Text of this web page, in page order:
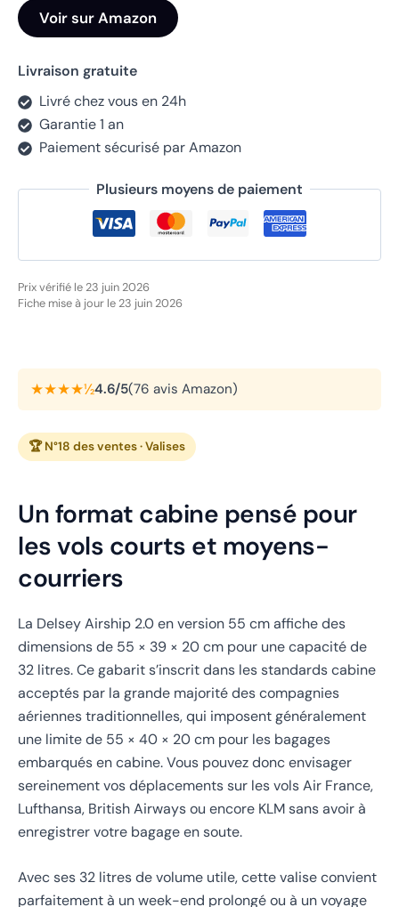
notations
clientVoir sur Amazon
Livraison gratuite
Livré chez vous en 24h
Garantie 1 an
Paiement sécurisé par Amazon
Plusieurs moyens de paiement
Prix vérifié le 23 juin 2026
Fiche mise à jour le 23 juin 2026
★★★★½4.6/5(76 avis Amazon)
🏆 N°18 des ventes · Valises
Un format cabine pensé pour
les vols courts et moyens-
courriers
La Delsey Airship 2.0 en version 55 cm affiche des
dimensions de 55 × 39 × 20 cm pour une capacité de
32 litres. Ce gabarit s’inscrit dans les standards cabine
acceptés par la grande majorité des compagnies
aériennes traditionnelles, qui imposent généralement
une limite de 55 × 40 × 20 cm pour les bagages
embarqués en cabine. Vous pouvez donc envisager
sereinement vos déplacements sur les vols Air France,
Lufthansa, British Airways ou encore KLM sans avoir à
enregistrer votre bagage en soute.
Avec ses 32 litres de volume utile, cette valise convient
parfaitement à un week-end prolongé ou à un voyage